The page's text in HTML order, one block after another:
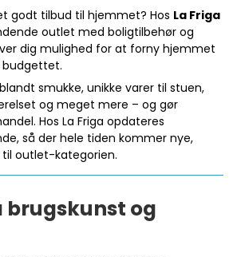
godt tilbud til hjemmet? Hos La Friga
outlet med boligtilbehør og
dig mulighed for at forny hjemmet
smukke, unikke varer til stuen,
og meget mere – og gør
Hos La Friga opdateres
så der hele tiden kommer nye,
outlet-kategorien.
brugskunst og